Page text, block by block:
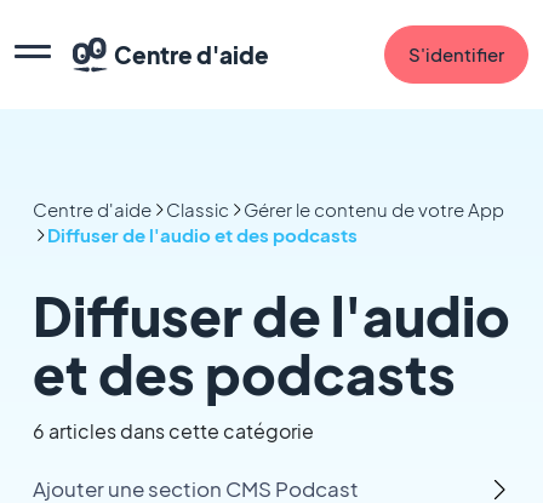
Centre d'aide S'identifier
Centre d'aide Classic
Gérer le contenu de votre App
Diffuser de l'audio et des podcasts
Diffuser de l'audio
et des podcasts
6 articles dans cette catégorie
Ajouter une section CMS Podcast